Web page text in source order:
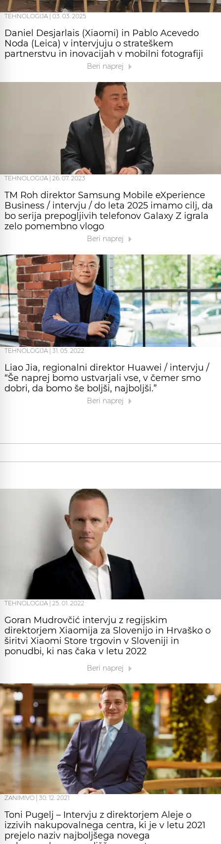
TEHNOLOGIJA 03. 03. 2025
Daniel Desjarlais (Xiaomi) in Pablo Acevedo
Noda (Leica) v intervjuju o strateškem
partnerstvu in inovacijah v mobilni fotografiji
Beri naprej
TEHNOLOGIJA 26. 07. 2023
TM Roh direktor Samsung Mobile eXperience
Business / intervju / do leta 2025 imamo cilj, da
bo serija prepogljivih telefonov Galaxy Z igrala
zelo pomembno vlogo
Beri naprej
TEHNOLOGIJA 31. 05. 2022
Liao Jia, regionalni direktor Huawei / intervju /
“Še naprej bomo ustvarjali vse, v čemer smo
dobri, da bomo še boljši, najboljši.”
Beri naprej
TEHNOLOGIJA | 25. 01. 2022
Goran Mudrovčić intervju z regijskim
direktorjem Xiaomija za Slovenijo in Hrvaško o
širitvi Xiaomi Store trgovin v Sloveniji in
ponudbi, ki nas čaka v letu 2022
Beri naprej
ZANIMIVO 30. 12. 2021
Toni Pugelj – Intervju z direktorjem Aleje o
izzivih nakupovalnega centra, ki je v letu 2021
prejelo naziv najboljšega novega